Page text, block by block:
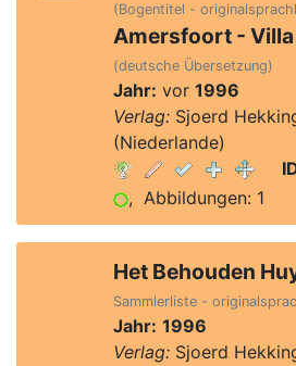
(Bogentitel -
Amersfoort -
(deutsche Übersetzung)
Jahr: vor 1996
Verlag:Sjoerd
(Niederlande)
, Abbildungen: 1
Het Behouden
Sammlerliste -
Jahr: 1996
Verlag:Sjoerd